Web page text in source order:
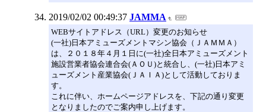
2019/02/02 00:49:37 JAMMA
WEBサイトアドレス（URL）変更のお知らせ
(一社)日本アミューズメントマシン協会（ＪＡＭＭＡ）
は、２０１８年４月１日に(一社)全日本アミューズメント
施設営業者協会連合会(ＡＯＵ)と統合し、(一社)日本アミ
ューズメント産業協会(ＪＡＩＡ)として活動しておりま
す。
これに伴い、ホームページアドレスを、下記の通り変更
となりましたのでご案内申し上げます。